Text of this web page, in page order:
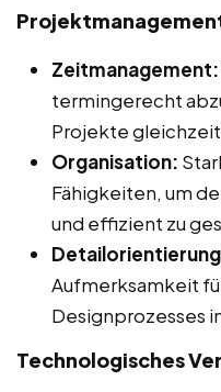
Zeitmanagement:
termingerecht
Projekte
Organisation:
Fähigkeiten, um
und effizient zu
Aufmerksamkeit
Designprozesses
Technologisches